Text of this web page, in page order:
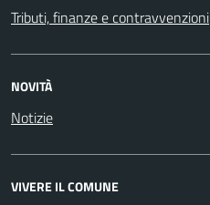
Tributi, finanze e contravvenzioni
NOVITÀ
Notizie
VIVERE IL COMUNE